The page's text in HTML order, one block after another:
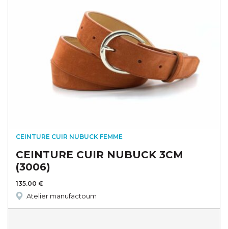
CEINTURE CUIR NUBUCK FEMME
CEINTURE CUIR NUBUCK 3CM
(3006)
135.00 €
Atelier manufactoum